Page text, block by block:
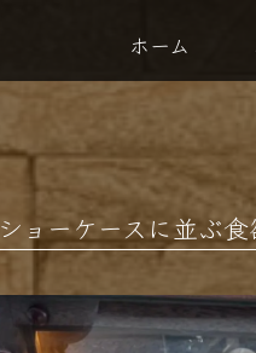
ホーム
ショーケースに並ぶ